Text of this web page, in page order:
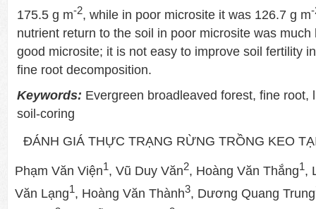
175.5 g m-2, while in poor microsite it was 126.7 g m
nutrient return to the soil in poor microsite was much
good microsite; it is not easy to improve soil fertility
fine root decomposition.
Keywords: Evergreen broadleaved forest, fine root,
soil-coring
ĐÁNH GIÁ THỰC TRẠNG RỪNG TRỒNG KEO
Phạm Văn Viện1, Vũ Duy Văn2, Hoàng Văn Thắng1,
Văn Lạng1, Hoàng Văn Thành3, Dương Quang Trung